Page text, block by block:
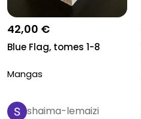
42,00 €
Blue Flag, tomes 1-8
Mangas
shaima-lemaizi